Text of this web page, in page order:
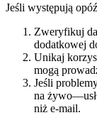
Jeśli występują
Zweryfikuj
dodatkowej
Unikaj
mogą
Jeśli
na
niż e-mail.